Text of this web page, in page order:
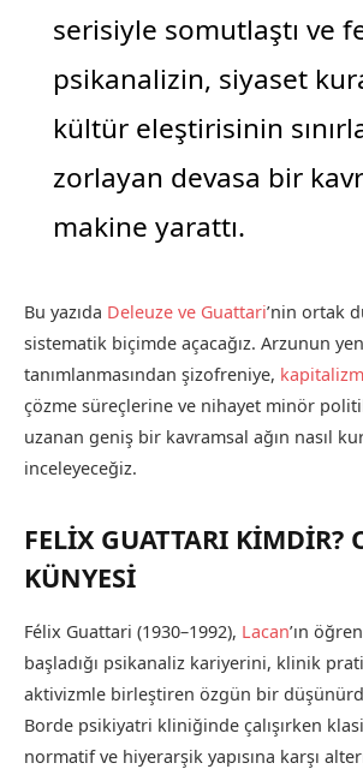
serisiyle somutlaştı ve
psikanalizin, siyaset
kültür eleştirisinin
zorlayan devasa bir
makine yarattı.
Bu yazıda Deleuze ve Guattari’nin ortak
sistematik biçimde açacağız. Arzunun
tanımlanmasından şizofreniye, kapitalizm
çözme süreçlerine ve nihayet minör
uzanan geniş bir kavramsal ağın nasıl
inceleyeceğiz.
FELİX GUATTARI KİMDİR?
KÜNYESİ
Félix Guattari (1930–1992), Lacan’ın
başladığı psikanaliz kariyerini, klinik
aktivizmle birleştiren özgün bir
Borde psikiyatri kliniğinde çalışırken
normatif ve hiyerarşik yapısına karşı